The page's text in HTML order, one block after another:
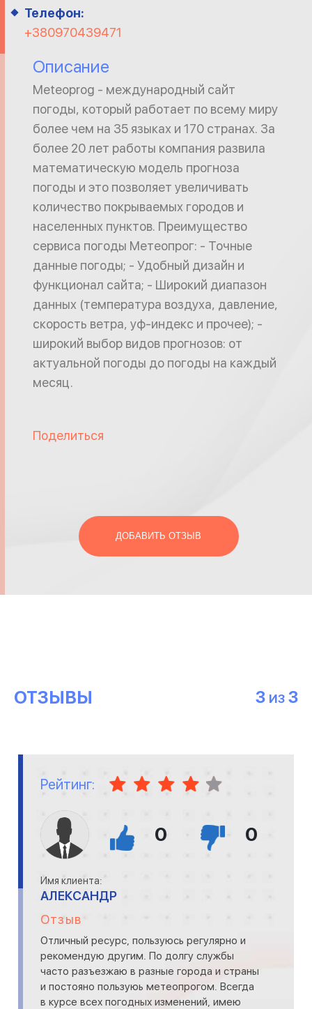
Телефон:
+380970439471
Описание
Meteoprog - международный сайт
погоды, который работает по всему миру
более чем на 35 языках и 170 странах. За
более 20 лет работы компания развила
математическую модель прогноза
погоды и это позволяет увеличивать
количество покрываемых городов и
населенных пунктов. Преимущество
сервиса погоды Метеопрог: - Точные
данные погоды; - Удобный дизайн и
функционал сайта; - Широкий диапазон
данных (температура воздуха, давление,
скорость ветра, уф-индекс и прочее); -
широкий выбор видов прогнозов: от
актуальной погоды до погоды на каждый
месяц.
Поделиться
ДОБАВИТЬ ОТЗЫВ
ОТЗЫВЫ 3 ИЗ 3
Рейтинг:
0 0
Имя клиента:
АЛЕКСАНДР
Отзыв
Отличный ресурс, пользуюсь регулярно и
рекомендую другим. По долгу службы
часто разъезжаю в разные города и страны
и постояно пользуюь метеопрогом. Всегда
в курсе всех погодных изменений, имею